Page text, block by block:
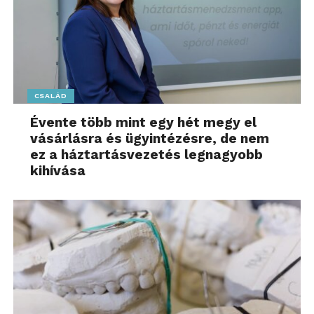
CSALÁD
Évente több mint egy hét megy el
vásárlásra és ügyintézésre, de nem
ez a háztartásvezetés legnagyobb
kihívása